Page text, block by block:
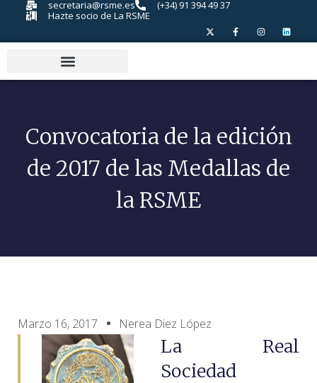
secretaria@rsme.es
(+34) 91 394 49 37
Hazte socio de La RSME
Convocatoria de la edición
de 2017 de las Medallas de
la RSME
Marzo 16, 2017 Nerea Diez López
La Real
Sociedad